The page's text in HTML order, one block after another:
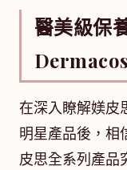
醫美級保
在深入瞭解媄
明星產品後，相
皮思全系列產品